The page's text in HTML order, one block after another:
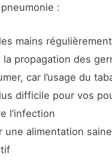
:
mains
la propagation des
car l’usage du
difficile pour vos
l’infection
une alimentation saine